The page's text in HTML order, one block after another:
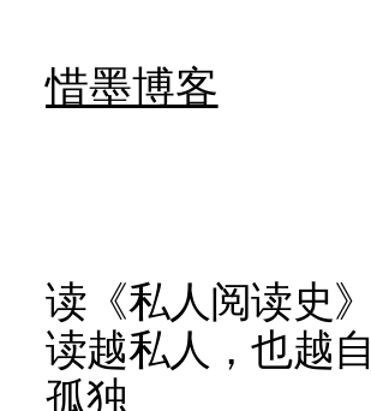
惜墨博客
读《私人阅读史
读越私人，也越
孤独